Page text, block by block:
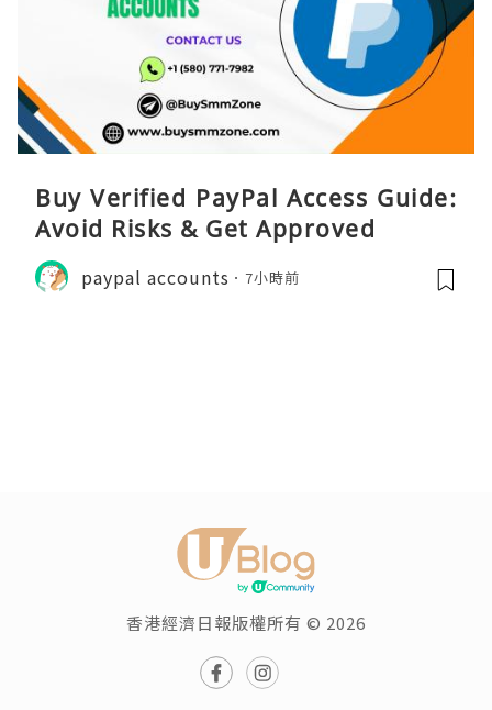
Buy Verified PayPal Access Guide:
Avoid Risks & Get Approved
paypal accounts 7小時前
香港經濟日報版權所有 © 2026